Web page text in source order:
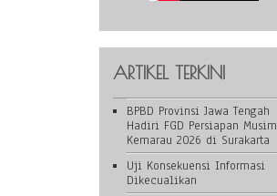
ARTIKEL TERKINI
BPBD Provinsi Jawa Tengah
Hadiri FGD Persiapan Musim
Kemarau 2026 di Surakarta
Uji Konsekuensi Informasi
Dikecualikan